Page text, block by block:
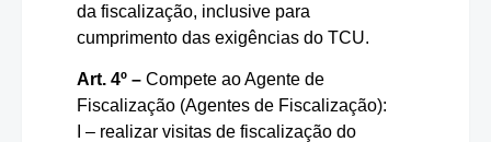
da fiscalização, inclusive para
cumprimento das exigências do TCU.
Art. 4º – Compete ao Agente de
Fiscalização (Agentes de Fiscalização):
I – realizar visitas de fiscalização do